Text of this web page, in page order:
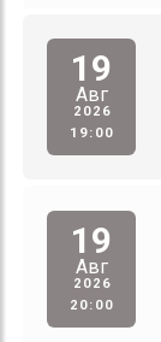
19
Авг
2026
19:00
19
Авг
2026
20:00